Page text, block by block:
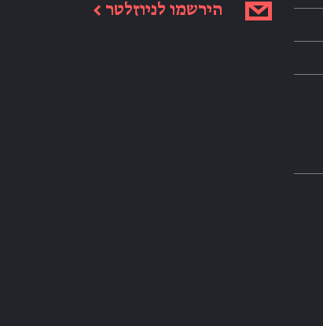
הירשמו לניוזלטר ←